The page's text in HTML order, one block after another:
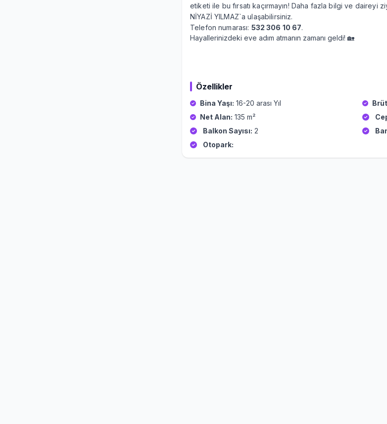
etiketi ile bu fırsatı kaçırmayın! Daha fazla bilgi ve daireyi
NİYAZİ YILMAZ`a ulaşabilirsiniz.
Telefon numarası: 532 306 10 67.
Hayallerinizdeki eve adım atmanın zamanı geldi! 🏡
Özellikler
Bina Yaşı: 16-20 arası Yıl
Net Alan: 135 m²
Balkon Sayısı: 2
Otopark: